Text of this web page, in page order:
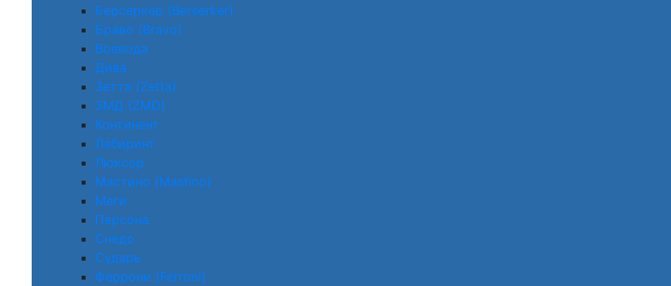
Берсеркер (Berserker)
Браво (Bravo)
Воевода
Дива
Зетта (Zetta)
ЗМД (ZMD)
Континент
Лабиринт
Люксор
Мастино (Mastino)
Меги
Персона
Снедо
Сударь
Феррони (Ferroni)